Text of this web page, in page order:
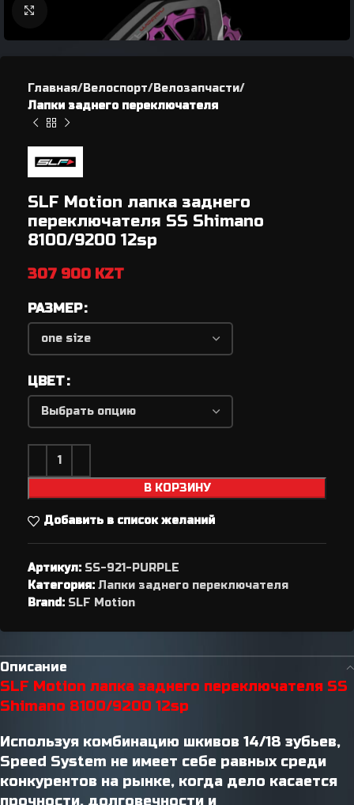
Нажмите, чтобы увеличить
Главная Велоспорт
Велозапчасти
Лапки заднего переключателя
SLF Motion лапка заднего
переключателя SS Shimano
8100/9200 12sp
307 900 KZT
РАЗМЕР
ЦВЕТ
В КОРЗИНУ
Добавить в список желаний
Артикул: SS-921-PURPLE
Категория: Лапки заднего переключателя
Brand: SLF Motion
Описание
SLF Motion лапка заднего переключателя SS
Shimano 8100/9200 12sp
Используя комбинацию шкивов 14/18 зубьев,
Speed ​​System не имеет себе равных среди
конкурентов на рынке, когда дело касается
прочности, долговечности и